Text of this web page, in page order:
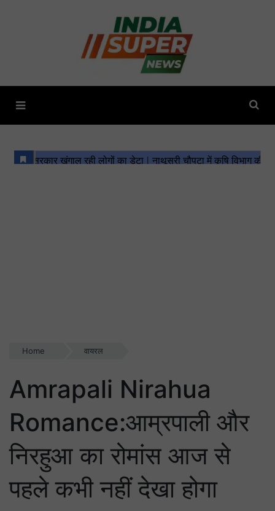
Home वायरल
Amrapali Nirahua
Romance:आम्रपाली और
निरहुआ का रोमांस आज से
पहले कभी नहीं देखा होगा